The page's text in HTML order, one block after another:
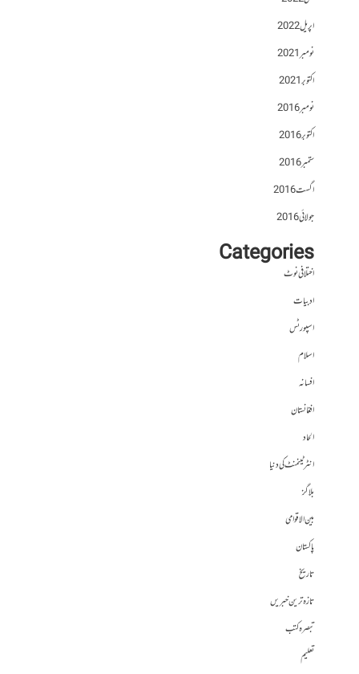
اپریل 2022
نومبر 2021
اکتوبر 2021
نومبر 2016
اکتوبر 2016
ستمبر 2016
اگست 2016
جولائی 2016
Categories
اختلافی نوٹ
ادبیات
اسپورٹس
اسلام
افسانہ
افغانستان
الحاد
انٹرٹینمنٹ کی دنیا
بلاگز
بین الاقوامی
پاکستان
تاریخ
تازہ ترین خبریں
تبصرہ کتب
تعلیم